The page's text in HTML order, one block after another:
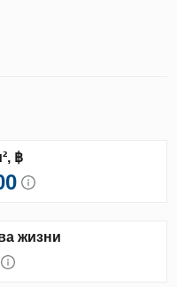
฿
жизни